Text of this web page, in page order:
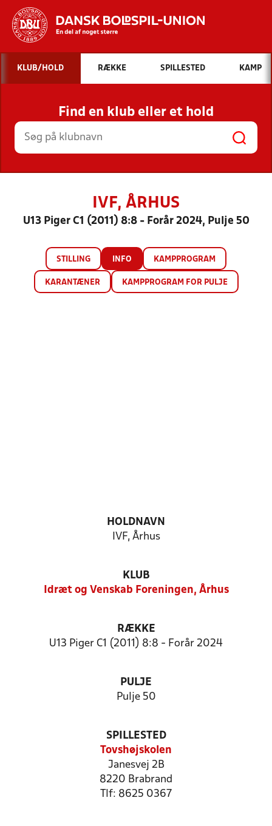
Hvad vil du søge efter?
INDHOLD OG NYHEDER
STILLINGER, RESULTATER, KLUBBER OG
HOLD
KLUB/HOLD RÆKKE SPILLESTED KAMP
Find en klub eller et hold
IVF, ÅRHUS
U13 Piger C1 (2011) 8:8 - Forår 2024, Pulje 50
STILLING INFO KAMPPROGRAM
KARANTÆNER KAMPPROGRAM FOR PULJE
HOLDNAVN
IVF, Århus
KLUB
Idræt og Venskab Foreningen, Århus
RÆKKE
U13 Piger C1 (2011) 8:8 - Forår 2024
PULJE
Pulje 50
SPILLESTED
Tovshøjskolen
Janesvej 2B
8220 Brabrand
Tlf: 8625 0367